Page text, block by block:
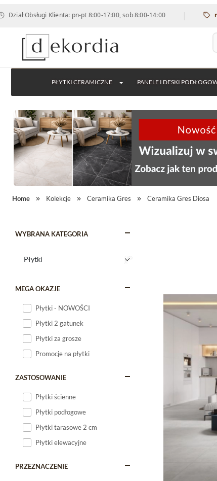
Klienta: pn-pt 8:00-17:00, sob 8:00-14:00 | rabat
PŁYTKI CERAMICZNE PANELE I DESKI
Home Kolekcje Ceramika Gres Ceramika Gres Diosa
WYBRANA KATEGORIA
MEGA OKAZJE
Płytki - NOWOŚCI
Płytki 2 gatunek
Płytki za grosze
Promocje na płytki
ZASTOSOWANIE
Płytki ścienne
Płytki podłogowe
Płytki tarasowe 2 cm
Płytki elewacyjne
PRZEZNACZENIE